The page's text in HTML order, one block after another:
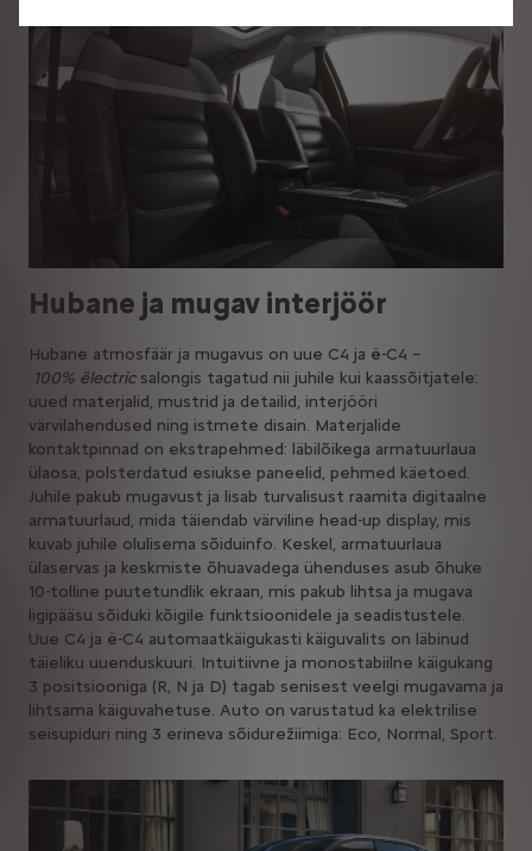
Hubane ja mugav interjöör
Hubane atmosfäär ja mugavus on uue C4 ja ë-C4 –
100% ëlectricsalongis tagatud nii juhile kui kaassõitjatele:
uued materjalid, mustrid ja detailid, interjööri
värvilahendused ning istmete disain. Materjalide
kontaktpinnad on ekstrapehmed: läbilõikega armatuurlaua
ülaosa, polsterdatud esiukse paneelid, pehmed käetoed.
Juhile pakub mugavust ja lisab turvalisust raamita digitaalne
armatuurlaud, mida täiendab värviline head-up display, mis
kuvab juhile olulisema sõiduinfo. Keskel, armatuurlaua
ülaservas ja keskmiste õhuavadega ühenduses asub õhuke
10-tolline puutetundlik ekraan, mis pakub lihtsa ja mugava
ligipääsu sõiduki kõigile funktsioonidele ja seadistustele.
Uue C4 ja ë-C4 automaatkäigukasti käiguvalits on läbinud
täieliku uuenduskuuri. Intuitiivne ja monostabiilne käigukang
3 positsiooniga (R, N ja D) tagab senisest veelgi mugavama ja
lihtsama käiguvahetuse. Auto on varustatud ka elektrilise
seisupiduri ning 3 erineva sõidurežiimiga: Eco, Normal, Sport.